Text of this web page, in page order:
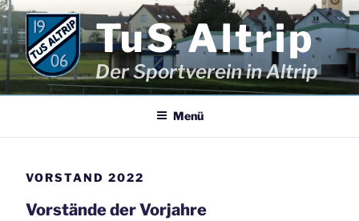
Zum
Inhalt
springen
TuS Altrip
Der Sportverein in Altrip
Menü
VORSTAND 2022
Vorstände der Vorjahre